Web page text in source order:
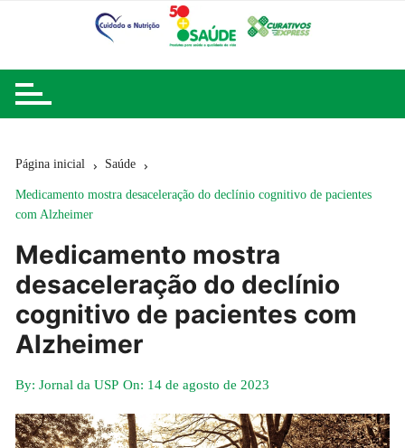
Página inicial Saúde
Medicamento mostra desaceleração do declínio cognitivo de pacientes
com Alzheimer
Medicamento mostra
desaceleração do declínio
cognitivo de pacientes com
Alzheimer
By: Jornal da USP On: 14 de agosto de 2023